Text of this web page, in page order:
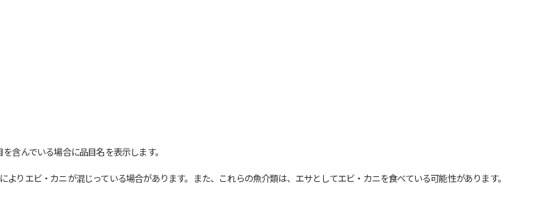
含んでいる場合に品目名を表示します。
エビ・カニが混じっている場合があります。また、これらの魚介類は、エサとしてエビ・カニを食べている可能性があります。